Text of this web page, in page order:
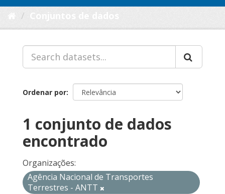
Ordenar por
1 conjunto de dados
encontrado
Organizações:
Agência Nacional de Transportes
Terrestres - ANTT